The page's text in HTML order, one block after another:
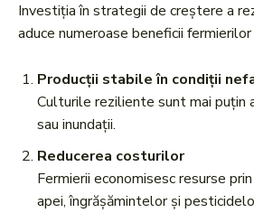
Investiția în strategii de creștere a
aduce numeroase beneficii
Producții stabile în condiții
Culturile reziliente sunt mai puțin
sau inundații.
Reducerea costurilor
Fermierii economisesc resurse
apei, îngrășămintelor și